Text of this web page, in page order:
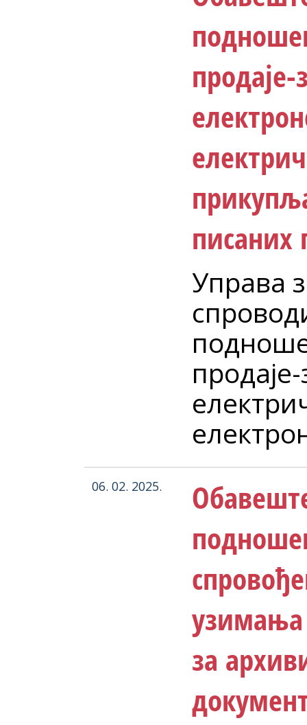
писаних
Управа
06. 02. 2025.
узимања
за